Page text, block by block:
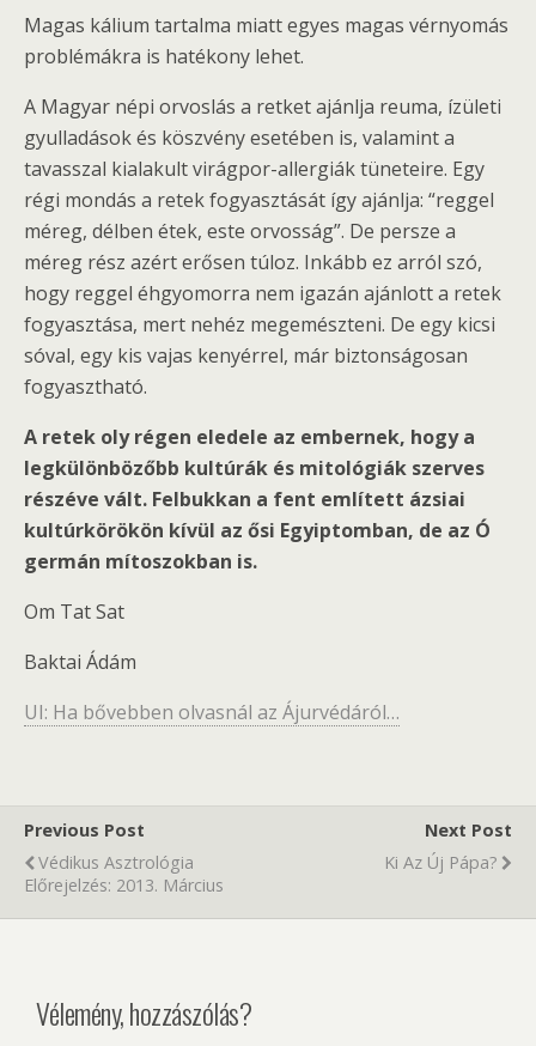
Magas kálium tartalma miatt egyes magas vérnyomás
problémákra is hatékony lehet.
A Magyar népi orvoslás a retket ajánlja reuma, ízületi
gyulladások és köszvény esetében is, valamint a
tavasszal kialakult virágpor-allergiák tüneteire. Egy
régi mondás a retek fogyasztását így ajánlja: “reggel
méreg, délben étek, este orvosság”. De persze a
méreg rész azért erősen túloz. Inkább ez arról szó,
hogy reggel éhgyomorra nem igazán ajánlott a retek
fogyasztása, mert nehéz megemészteni. De egy kicsi
sóval, egy kis vajas kenyérrel, már biztonságosan
fogyasztható.
A retek oly régen eledele az embernek, hogy a
legkülönbözőbb kultúrák és mitológiák szerves
részéve vált. Felbukkan a fent említett ázsiai
kultúrkörökön kívül az ősi Egyiptomban, de az Ó
germán mítoszokban is.
Om Tat Sat
Baktai Ádám
UI: Ha bővebben olvasnál az Ájurvédáról…
Previous Post
Védikus Asztrológia
Előrejelzés: 2013. Március
Next Post
Ki Az Új Pápa?
Vélemény, hozzászólás?